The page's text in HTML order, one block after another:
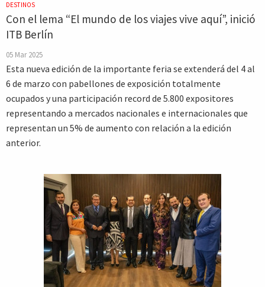
DESTINOS
Con el lema “El mundo de los viajes vive aquí”, inició
ITB Berlín
05 Mar 2025
Esta nueva edición de la importante feria se extenderá del 4 al
6 de marzo con pabellones de exposición totalmente
ocupados y una participación record de 5.800 expositores
representando a mercados nacionales e internacionales que
representan un 5% de aumento con relación a la edición
anterior.